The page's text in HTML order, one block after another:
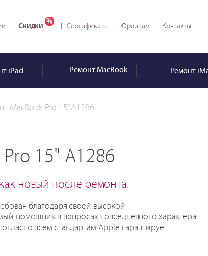
Скидки Сертификаты Юрлицам Контакты
iPad Ремонт MacBook Ремонт
MacBook Pro 15” А1286
15" A1286
новый после ремонта.
благодаря своей высокой
помощник в вопросах повседневного характера
всем стандартам Apple гарантирует